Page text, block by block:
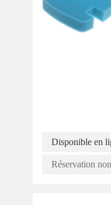
Disponible en
Réservation